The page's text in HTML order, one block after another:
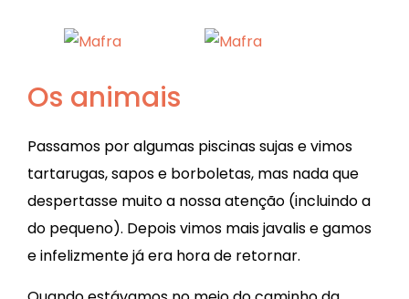
Os animais
Passamos por algumas piscinas sujas e vimos
tartarugas, sapos e borboletas, mas nada que
despertasse muito a nossa atenção (incluindo a
do pequeno). Depois vimos mais javalis e gamos
e infelizmente já era hora de retornar.